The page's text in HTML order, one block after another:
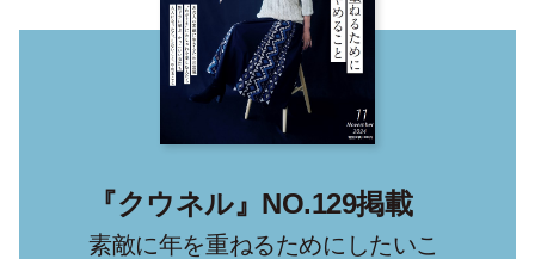
『クウネル』NO.129掲載
素敵に年を重ねるためにしたいこ